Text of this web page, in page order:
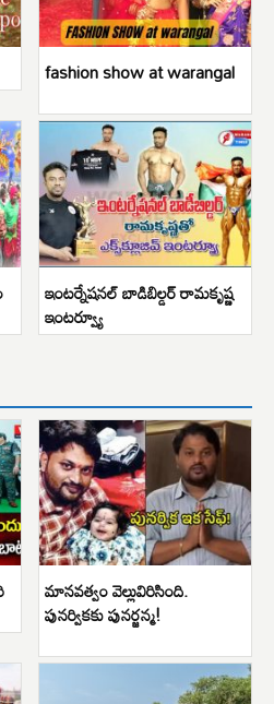
fashion show at warangal
ఇంటర్నేషనల్ బాడిబిల్డర్ రామకృష్ణ
ఇంటర్వ్యూ
మానవత్వం వెల్లువిరిసింది.
పునర్వికకు పునర్జన్మ!